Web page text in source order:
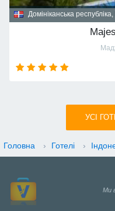
Домініканська
УСI
Головна › Готелі ›
Ми